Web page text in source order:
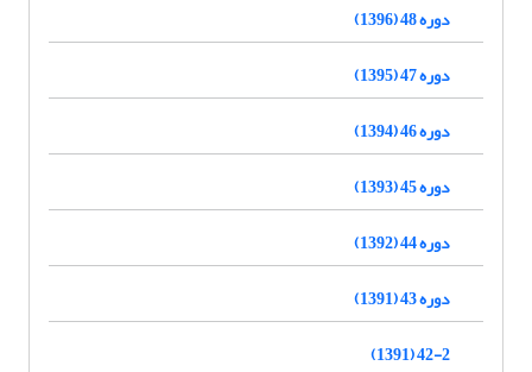
دوره 48 (1396)
دوره 47 (1395)
دوره 46 (1394)
دوره 45 (1393)
دوره 44 (1392)
دوره 43 (1391)
42-2 (1391)